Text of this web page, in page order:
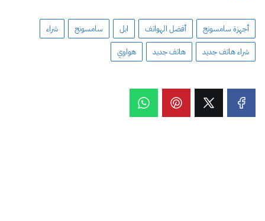
أجهزة سامسونج أفضل الهواتف ابل سامسونج شراء
شراء هاتف جديد هاتف جديد هواوي